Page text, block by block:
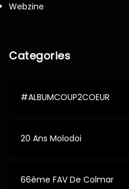
Webzine
Categories
#ALBUMCOUP2COEUR
20 Ans Molodoi
66ème FAV De Colmar